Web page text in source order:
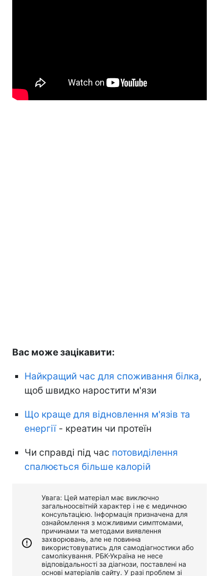
Вас може зацікавити:
Найкращий час для споживання білка,
щоб швидко наростити м'язи
Що краще для відновлення м'язів та
енергії - креатин чи протеїн
Чи справді під час потовиділення
спалюється більше калорій
Увага: Цей матеріал має виключно
загальноосвітній характер і не є медичною
консультацією. Інформація призначена для
ознайомлення з можливими симптомами,
причинами та методами виявлення
захворювань, але не повинна
використовуватись для самодіагностики або
самолікування. РБК-Україна не несе
відповідальності за діагнози, поставлені на
основі матеріалів сайту. У разі проблем зі